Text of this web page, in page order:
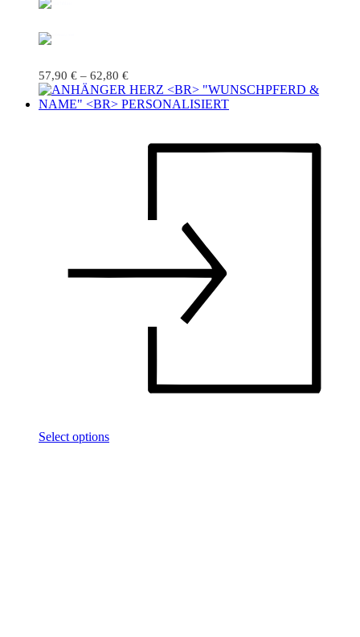
57,90 € – 62,80 €
Select options